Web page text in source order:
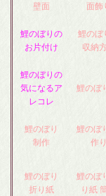
壁面
面飾
鯉のぼりの
お片付け
鯉のぼ
収納
鯉のぼりの
気になるア
レコレ
鯉のぼ
鯉のぼり
制作
鯉のぼ
作り
鯉のぼり
折り紙
鯉のぼ
り紙